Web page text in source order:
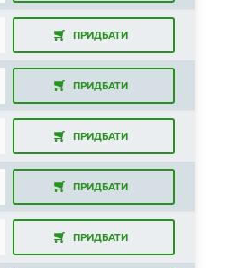
ПРИДБАТИ
ПРИДБАТИ
ПРИДБАТИ
ПРИДБАТИ
ПРИДБАТИ